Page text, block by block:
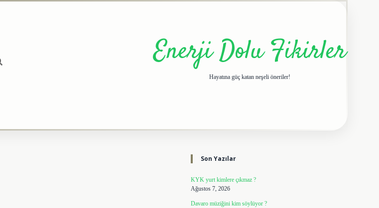
Enerji Dolu Fikirler
Hayatına güç katan neşeli öneriler!
Sidebar
Son Yazılar
KYK yurt kimlere çıkmaz ?
Ağustos 7, 2026
Davaro müziğini kim söylüyor ?